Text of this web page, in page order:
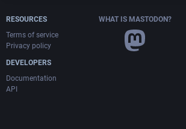
RESOURCES
Terms of service
Privacy policy
DEVELOPERS
Documentation
API
WHAT IS MASTODON?